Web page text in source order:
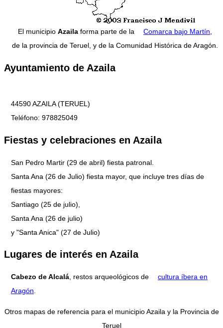
El municipio Azaila forma parte de la Comarca bajo Martín,
de la provincia de Teruel, y de la Comunidad Histórica de Aragón.
Ayuntamiento de Azaila
44590 AZAILA (TERUEL)
Teléfono: 978825049
Fiestas y celebraciones en Azaila
San Pedro Martir (29 de abril) fiesta patronal.
Santa Ana (26 de Julio) fiesta mayor, que incluye tres días de
fiestas mayores:
Santiago (25 de julio),
Santa Ana (26 de julio)
y "Santa Anica" (27 de Julio)
Lugares de interés en Azaila
Cabezo de Alcalá , restos arqueológicos de
cultura íbera en
Aragón
Otros mapas de referencia para el municipio Azaila y la Provincia de
Teruel